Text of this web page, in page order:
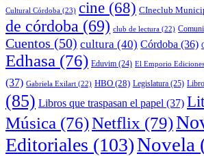
Cultural Córdoba (23) cine (68) CIneclub
de córdoba (69) club de lectura (22)
Cuentos (50) cultura (40) Córdoba (36)
Edhasa (76) Eduvim (24) El Emporio Ediciones
(37) Gabriela Exilart (22) HBO (28) Legislatura (25) Libro
(85) Libros que traspasan el papel (37)
Música (76)Netflix (79)
Editoriales (103)Novela